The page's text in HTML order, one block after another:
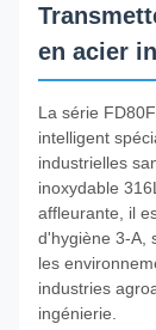
en acier
La série
intelligent
industrielles
inoxydable
affleurante, il
d'hygiène 3-A,
les
industries
ingénierie.